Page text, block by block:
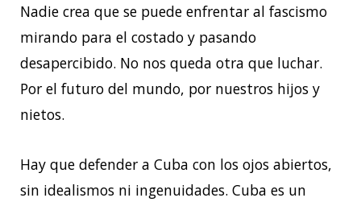
Nadie crea que se puede enfrentar al fascismo
mirando para el costado y pasando
desapercibido. No nos queda otra que luchar.
Por el futuro del mundo, por nuestros hijos y
nietos.
Hay que defender a Cuba con los ojos abiertos,
sin idealismos ni ingenuidades. Cuba es un